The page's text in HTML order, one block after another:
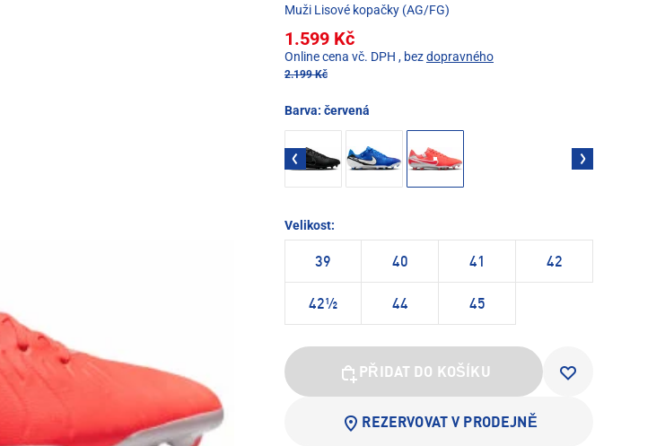
Muži Lisové kopačky (AG/FG)
1.599 Kč
Online cena vč. DPH , bezdopravného
2.199 Kč
Barva: červená
Velikost:
39 40 41 42
42½ 44 45
PŘIDAT DO KOŠÍKU
REZERVOVAT V PRODEJNĚ